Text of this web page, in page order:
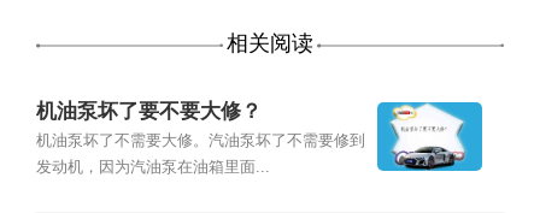
相关阅读
机油泵坏了要不要大修？
机油泵坏了不需要大修。汽油泵坏了不需要修到
发动机，因为汽油泵在油箱里面...